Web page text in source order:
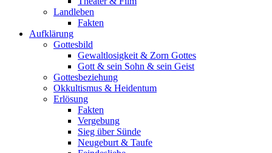
Landleben
Fakten
Aufklärung
Gottesbild
Gewaltlosigkeit & Zorn Gottes
Gott & sein Sohn & sein Geist
Gottesbeziehung
Okkultismus & Heidentum
Erlösung
Fakten
Vergebung
Sieg über Sünde
Neugeburt & Taufe